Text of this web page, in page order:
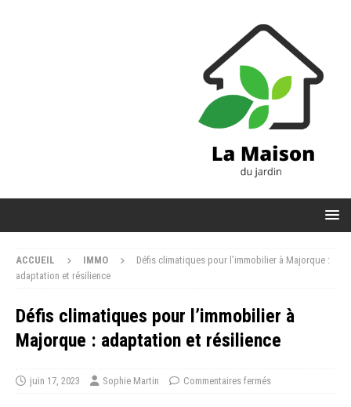
ACCUEIL IMMO
Défis climatiques pour l’immobilier à Majorque :
adaptation et résilience
Défis climatiques pour l’immobilier à
Majorque : adaptation et résilience
juin 17, 2023 Sophie Martin Commentaires fermés